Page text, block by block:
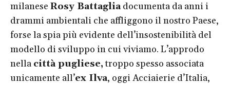
milanese Rosy Battagliadocumenta da anni i
drammi ambientali che affliggono il nostro Paese,
forse la spia più evidente dell’insostenibilità del
modello di sviluppo in cui viviamo. L’approdo
nella città pugliese,troppo spesso associata
unicamente all’ex Ilva, oggi Acciaierie d’Italia,